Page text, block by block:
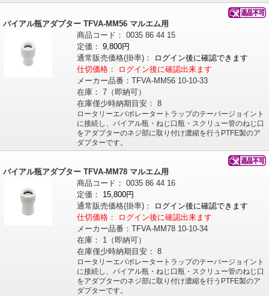
バイアル瓶アダプター TFVA-MM56 マルエム用
商品コード： 0035 86 44 15
定価： 9,800円
通常販売価格(掛率)：
ログイン後に確認できます
仕切価格：
ログイン後に確認出来ます
メーカー品番： TFVA-MM56 10-10-33
在庫： 7（即納可）
在庫僅少時納期目安： 8
ロータリーエバポレータートラップのテーパージョイント
に接続し、バイアル瓶・ねじ口瓶・スクリュー管のねじ口
をアダプターのネジ部に取り付け濃縮を行うPTFE製のア
ダプターです。
バイアル瓶アダプター TFVA-MM78 マルエム用
商品コード： 0035 86 44 16
定価：
15,800円
通常販売価格(掛率)：
ログイン後に確認できます
仕切価格：
ログイン後に確認出来ます
メーカー品番： TFVA-MM78 10-10-34
在庫：
1（即納可）
在庫僅少時納期目安： 8
ロータリーエバポレータートラップのテーパージョイント
に接続し、バイアル瓶・ねじ口瓶・スクリュー管のねじ口
をアダプターのネジ部に取り付け濃縮を行うPTFE製のア
ダプターです。